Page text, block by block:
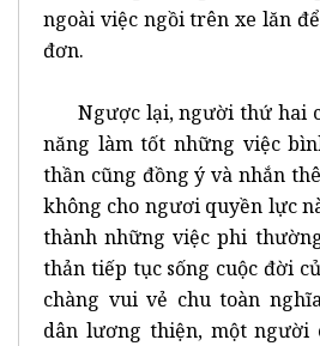
ngoài việc ngồi trên xe lăn
đơn.
Ngược lại, người thứ hai
năng làm tốt những việc
thần cũng đồng ý và nhắn
không cho ngươi quyền lực
thành những việc phi
thản tiếp tục sống cuộc đời
chàng vui vẻ chu toàn
dân lương thiện, một người